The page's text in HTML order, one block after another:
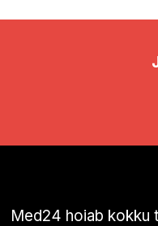
Med24 hoiab kokku